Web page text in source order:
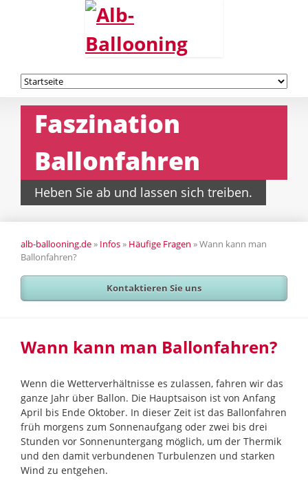
Navigation
Faszination
Ballonfahren
Heben Sie ab und lassen sich treiben.
alb-ballooning.de» Infos» Häufige Fragen »Wann kann man
Ballonfahren?
Kontaktieren Sie uns
Wann kann man Ballonfahren?
Wenn die Wetterverhältnisse es zulassen, fahren wir das
ganze Jahr über Ballon. Die Hauptsaison ist von Anfang
April bis Ende Oktober. In dieser Zeit ist das Ballonfahren
früh morgens zum Sonnenaufgang oder zwei bis drei
Stunden vor Sonnenuntergang möglich, um der Thermik
und den damit verbundenen Turbulenzen und starken
Wind zu entgehen.